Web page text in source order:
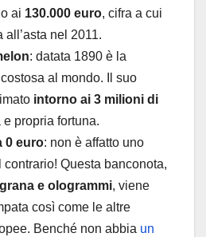
ai 130.000 euro, cifra a cui
all’asta nel 2011.
: datata 1890 è la
al mondo. Il suo
intorno ai 3 milioni di
e propria fortuna.
0 euro: non è affatto uno
contrario! Questa banconota,
e ologrammi, viene
così come le altre
Benché non abbia un